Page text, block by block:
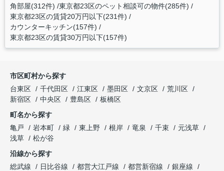
角部屋(312件) 東京都23区のペット相談可の物件(285件)
東京都23区の賃貸20万円以下(231件)
カウンターキッチン(157件)
東京都23区の賃貸30万円以下(157件)
市区町村から探す
台東区
千代田区 江東区 墨田区 文京区
荒川区
新宿区
中央区 豊島区
板橋区
町名から探す
亀戸
岩本町 緑 東上野 根岸 竜泉 千束
元浅草
浅草
松が谷
沿線から探す
総武線
日比谷線 都営大江戸線 都営新宿線
銀座線